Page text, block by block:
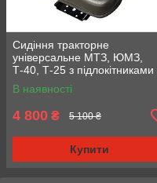
Сидіння тракторне
універсальне МТЗ, ЮМЗ,
Т-40, Т-25 з підлокітниками
(вир-во STAR) (80В-6800000-
01)
В наявності
4 800 ₴ 5 100 ₴
Купити